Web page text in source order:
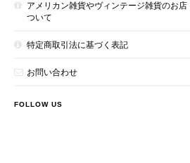
アメリカン雑貨やヴィンテージ雑貨のお
ついて
特定商取引法に基づく表記
お問い合わせ
FOLLOW US